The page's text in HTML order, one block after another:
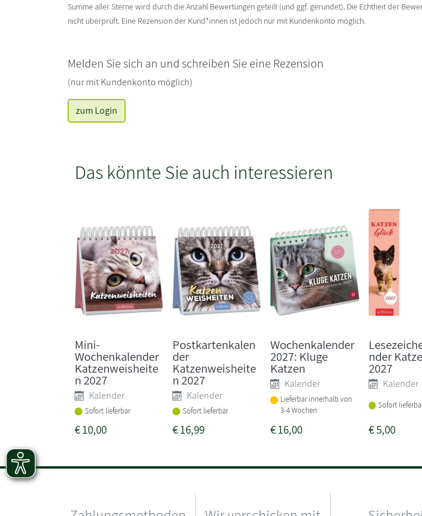
Summe aller Sterne wird durch die Anzahl Bewertungen geteilt (und ggf. gerundet). Die Echtheit der
nicht überprüft. Eine Rezension der Kund*innen ist jedoch nur mit Kundenkonto möglich.
Melden Sie sich an und schreiben Sie eine Rezension
(nur mit Kundenkonto möglich)
zum Login
Das könnte Sie auch interessieren
Mini-
Wochenkalender
Katzenweisheite
n 2027
Kalender
Sofort lieferbar
€10,00
Postkartenkalen
der
Katzenweisheite
n 2027
Kalender
Sofort lieferbar
€16,99
Wochenkalender
2027: Kluge
Katzen
Kalender
Lieferbar innerhalb von
3-4 Wochen
€16,00
nder
2027
Kalender
Sofort
€5,00